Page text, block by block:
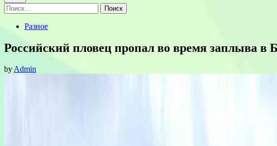
Найти:
PostedРазное
Российский пловец пропал во время заплыва в
byAdmin